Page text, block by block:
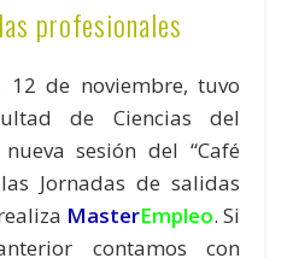
profesionales
12 de noviembre, tuvo
de Ciencias del
sesión del “Café
Jornadas de salidas
MasterEmpleo. Si
contamos con